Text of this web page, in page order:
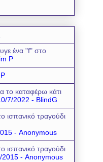
ένα "f" στο
P
το καταφέρω κάτι
7/2022 - BlindG
ισπανικό τραγούδι
- Anonymous
ισπανικό τραγούδι
2015 - Anonymous